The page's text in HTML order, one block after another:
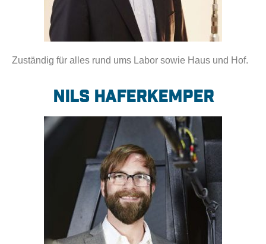
Zuständig für alles rund ums Labor sowie Haus und Hof.
Nils Haferkemper